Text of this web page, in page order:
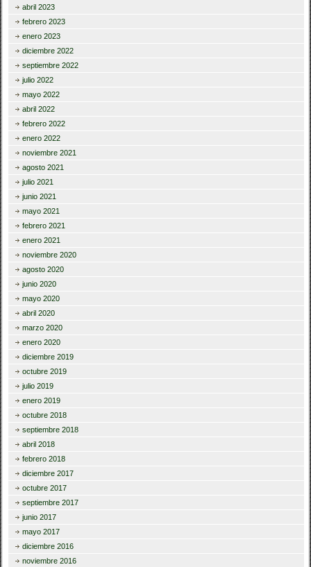
abril 2023
febrero 2023
enero 2023
diciembre 2022
septiembre 2022
julio 2022
mayo 2022
abril 2022
febrero 2022
enero 2022
noviembre 2021
agosto 2021
julio 2021
junio 2021
mayo 2021
febrero 2021
enero 2021
noviembre 2020
agosto 2020
junio 2020
mayo 2020
abril 2020
marzo 2020
enero 2020
diciembre 2019
octubre 2019
julio 2019
enero 2019
octubre 2018
septiembre 2018
abril 2018
febrero 2018
diciembre 2017
octubre 2017
septiembre 2017
junio 2017
mayo 2017
diciembre 2016
noviembre 2016